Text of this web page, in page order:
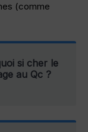
(comme
si cher le
au Qc ?